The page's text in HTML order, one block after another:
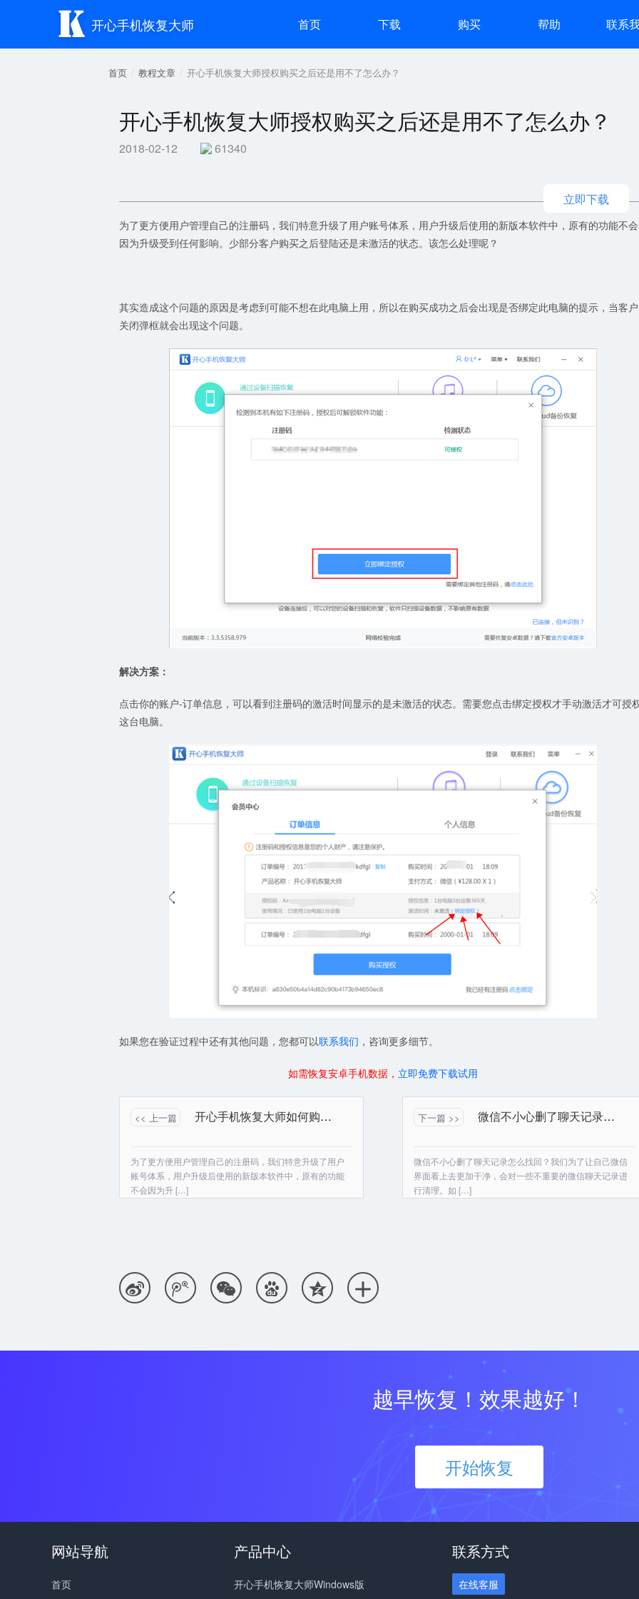
 开心手机恢复大师 首页 下载 购买 帮助 联系
首页 教程文章 开心手机恢复大师授权购买之后还是用不了怎么办？
开心手机恢复大师授权购买之后还是用不了怎么办？
2018-02-12 61340
立即下载
为了更方便用户管理自己的注册码，我们特意升级了用户账号体系，用户升级后使用的新版本软件中，原有的功能不会
因为升级受到任何影响。少部分客户购买之后登陆还是未激活的状态。该怎么处理呢？
其实造成这个问题的原因是考虑到可能不想在此电脑上用，所以在购买成功之后会出现是否绑定此电脑的提示，当客户
关闭弹框就会出现这个问题。
解决方案：
点击你的账户-订单信息，可以看到注册码的激活时间显示的是未激活的状态。需要您点击绑定授权才手动激活才可授
这台电脑。
如果您在验证过程中还有其他问题，您都可以联系我们 ，咨询更多细节。
如需恢复安卓手机数据， 立即免费下载试用
<< 上一篇 开心手机恢复大师如何购买授权？
为了更方便用户管理自己的注册码，我们特意升级了用户
账号体系，用户升级后使用的新版本软件中，原有的功能
不会因为升 […]
下一篇 >> 微信不小心删了聊天记录怎么找回？iPhone恢复微信记录最新教程
微信不小心删了聊天记录怎么找回？我们为了让自己微信
界面看上去更加干净，会对一些不重要的微信聊天记录进
行清理。如 […]
     
越早恢复！效果越好！
开始恢复
网站导航
首页
产品中心
开心手机恢复大师Windows版
联系方式
在线客服